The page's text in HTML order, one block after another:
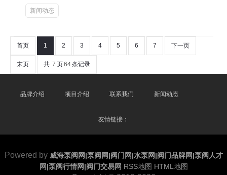
新闻动态
首页 1 2 3 4 5 6 7 下一页
末页 共 7 页64条记录
品牌介绍 项目介绍 联系我们 新闻动态
友情链接：
Powered by 威海泵阀网|泵阀网|阀门网|水泵网|阀门品牌网|泵阀人才
网|泵阀行情网|阀门交易网 RSS地图 HTML地图